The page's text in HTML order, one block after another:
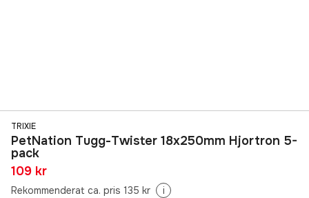
TRIXIE
PetNation Tugg-Twister 18x250mm Hjortron 5-
pack
109 kr
Rekommenderat ca. pris 135 kr i